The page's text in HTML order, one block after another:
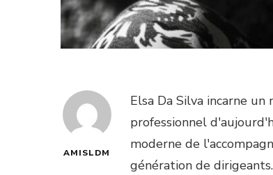
AMISLDM
Elsa Da Silva incarne
professionnel
moderne de
génération de dirigeants.